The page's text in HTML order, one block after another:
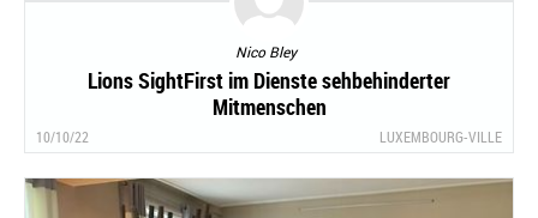
Nico Bley
Lions SightFirst im Dienste sehbehinderter
Mitmenschen
10/10/22 LUXEMBOURG-VILLE